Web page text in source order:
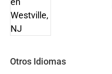
Otros Idiomas